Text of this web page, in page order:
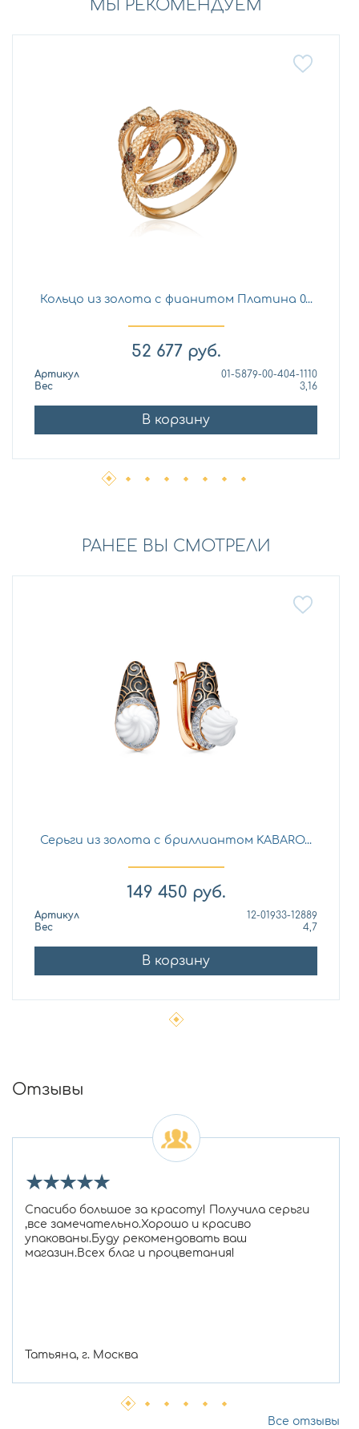
МЫ РЕКОМЕНДУЕМ
Кольцо из золота с фианитом Платина 0...
52 677 руб.
Артикул
01-5879-00-404-1110
Вес
3,16
В корзину
РАНЕЕ ВЫ СМОТРЕЛИ
Серьги из золота с бриллиантом KABARO...
149 450 руб.
Артикул
12-01933-12889
Вес
4,7
В корзину
Отзывы
★★★★★
Спасибо большое за красоту! Получила серьги
,все замечательно.Хорошо и красиво
упакованы.Буду рекомендовать ваш
магазин.Всех благ и процветания!
Татьяна, г. Москва
Все отзывы